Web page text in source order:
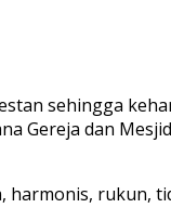
sehingga
Gereja dan
harmonis, rukun,